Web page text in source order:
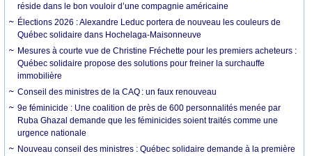
réside dans le bon vouloir d’une compagnie américaine
Élections 2026 : Alexandre Leduc portera de nouveau les couleurs de
Québec solidaire dans Hochelaga-Maisonneuve
Mesures à courte vue de Christine Fréchette pour les premiers acheteurs :
Québec solidaire propose des solutions pour freiner la surchauffe
immobilière
Conseil des ministres de la CAQ : un faux renouveau
9e féminicide : Une coalition de près de 600 personnalités menée par
Ruba Ghazal demande que les féminicides soient traités comme une
urgence nationale
Nouveau conseil des ministres : Québec solidaire demande à la première